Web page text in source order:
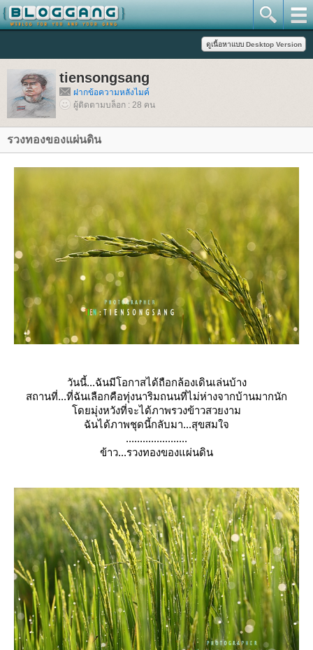
tiensongsang
ฝากข้อความหลังไมค์
ผู้ติดตามบล็อก : 28 คน
รวงทองของแผ่นดิน
วันนี้...ฉันมีโอกาสได้ถือกล้องเดินเล่นบ้าง
สถานที่...ที่ฉันเลือกคือทุ่งนาริมถนนที่ไม่ห่างจากบ้านมากนัก
ดยมุ่งหวังที่จะได้ภาพรวงข้าวสวยงาม
ฉันได้ภาพชุดนี้กลับมา...สุขสมใจ
......................
ข้าว...รวงทองของแผ่นดิน